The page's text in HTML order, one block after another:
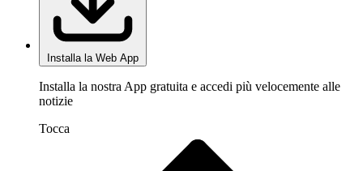
Installa la Web App
Installa la nostra App gratuita e accedi più velocemente alle
notizie
Tocca